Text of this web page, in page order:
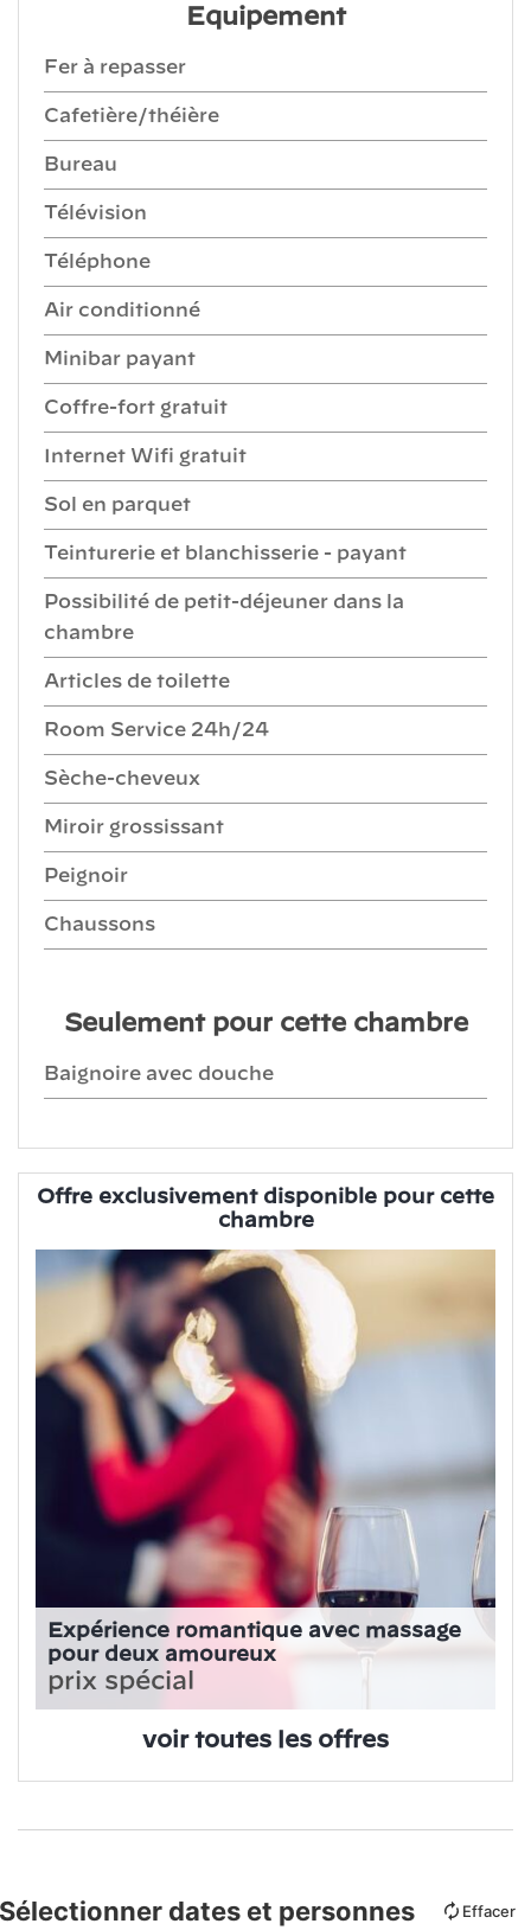
Equipement
Fer à repasser
Cafetière/théière
Bureau
Télévision
Téléphone
Air conditionné
Minibar payant
Coffre-fort gratuit
Internet Wifi gratuit
Sol en parquet
Teinturerie et blanchisserie - payant
Possibilité de petit-déjeuner dans la
chambre
Articles de toilette
Room Service 24h/24
Sèche-cheveux
Miroir grossissant
Peignoir
Chaussons
Seulement pour cette chambre
Baignoire avec douche
Offre exclusivement disponible pour cette
chambre
Expérience romantique avec massage
pour deux amoureux
prix spécial
voir toutes les offres
Sélectionner dates et personnes Effacer